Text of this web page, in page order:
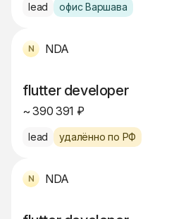
lead офис Варшава
NDA
flutter developer
~ 390 391 ₽
lead удалённо по РФ
NDA